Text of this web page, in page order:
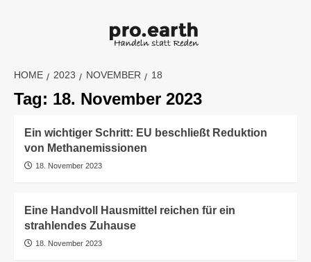
HOME 2023 NOVEMBER 18
Tag: 18. November 2023
Ein wichtiger Schritt: EU beschließt Reduktion
von Methanemissionen
18. November 2023
Eine Handvoll Hausmittel reichen für ein
strahlendes Zuhause
18. November 2023